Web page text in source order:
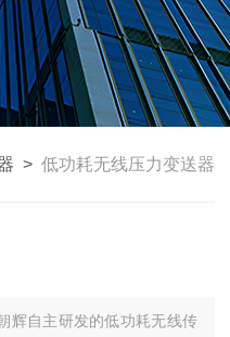
> 低功耗无线压力变送器
辉自主研发的低功耗无线传